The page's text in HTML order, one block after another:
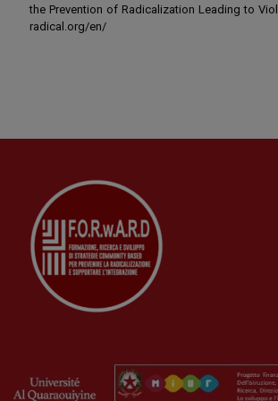
the Prevention of Radicalization Leading to
radical.org/en/